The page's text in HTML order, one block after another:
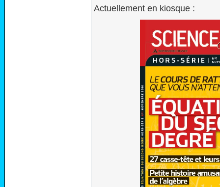
Actuellement en kiosque :